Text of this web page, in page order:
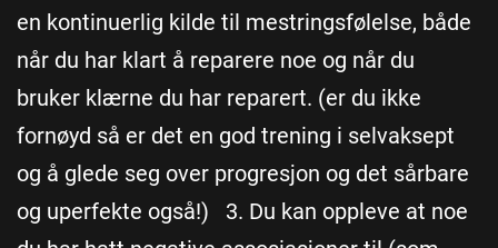
en kontinuerlig kilde til mestringsfølelse, både
når du har klart å reparere noe og når du
bruker klærne du har reparert. (er du ikke
fornøyd så er det en god trening i selvaksept
og å glede seg over progresjon og det sårbare
og uperfekte også!) 3. Du kan oppleve at noe